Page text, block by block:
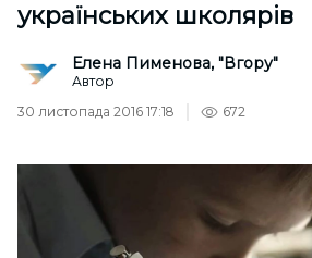
українських школярів
Елена Пименова, "Вгору"
Автор
30 листопада 2016 17:18
672